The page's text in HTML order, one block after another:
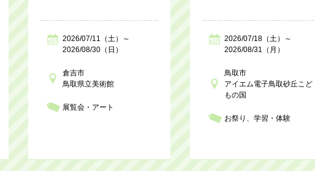
2026/07/11（土）～
2026/08/30（日）
倉吉市
鳥取県立美術館
展覧会・アート
2026/07/18（土）～
2026/08/31（月）
鳥取市
アイエム電子鳥取砂丘こど
もの国
お祭り 学習・体験